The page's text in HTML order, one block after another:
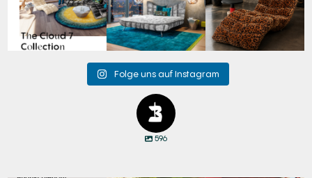
63 1 151 3 205 4
Folge uns auf Instagram
596